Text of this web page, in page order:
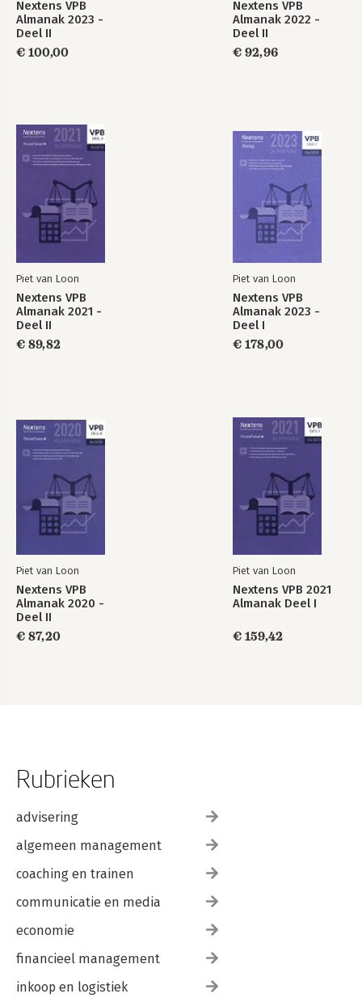
Nextens VPB
Almanak 2023 -
Deel II
€ 100,00
Nextens VPB
Almanak 2022 -
Deel II
€ 92,96
Piet van Loon
Nextens VPB
Almanak 2021 -
Deel II
€ 89,82
Piet van Loon
Nextens VPB
Almanak 2023 -
Deel I
€ 178,00
Piet van Loon
Nextens VPB
Almanak 2020 -
Deel II
€ 87,20
Piet van Loon
Nextens VPB 2021
Almanak Deel I
€ 159,42
Rubrieken
advisering
algemeen management
coaching en trainen
communicatie en media
economie
financieel management
inkoop en logistiek